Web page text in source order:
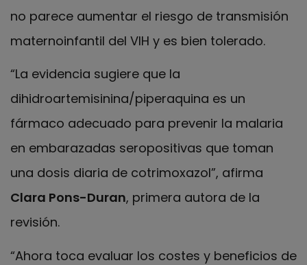
no parece aumentar el riesgo de transmisión
maternoinfantil del VIH y es bien tolerado.
“La evidencia sugiere que la
dihidroartemisinina/piperaquina es un
fármaco adecuado para prevenir la malaria
en embarazadas seropositivas que toman
una dosis diaria de cotrimoxazol”, afirma
Clara Pons-Duran, primera autora de la
revisión.
“Ahora toca evaluar los costes y beneficios de